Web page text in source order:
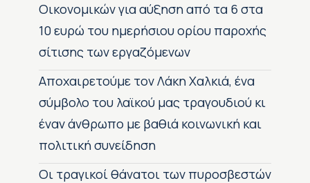
Οικονομικών για αύξηση από τα 6 στα
10 ευρώ του ημερήσιου ορίου παροχής
σίτισης των εργαζόμενων
Αποχαιρετούμε τον Λάκη Χαλκιά, ένα
σύμβολο του λαϊκού μας τραγουδιού κι
έναν άνθρωπο με βαθιά κοινωνική και
πολιτική συνείδηση
Οι τραγικοί θάνατοι των πυροσβεστών